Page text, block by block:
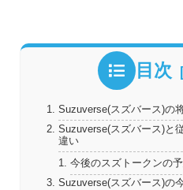
目次
Suzuverse(スズバース)の
Suzuverse(スズバース)と
違い
今後のスズトークンの
Suzuverse(スズバース)の